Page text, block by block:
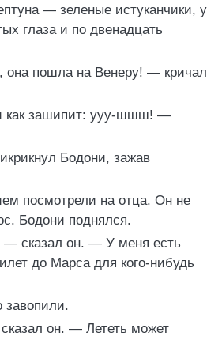
— зеленые истуканчики, у
глаза и по двенадцать
она пошла на Венеру! — кричал
как зашипит: ууу-шшш! —
Бодони, зажав
посмотрели на отца. Он не
Бодони поднялся.
сказал он. — У меня есть
до Марса для кого-нибудь
завопили.
он. — Лететь может